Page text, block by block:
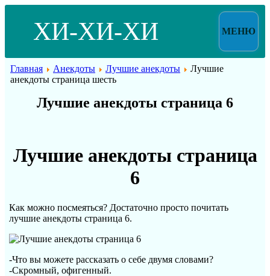
ХИ-ХИ-ХИ МЕНЮ
Главная Анекдоты Лучшие анекдоты
Лучшие
анекдоты страница шесть
Лучшие анекдоты страница 6
Лучшие анекдоты страница
6
Как можно посмеяться? Достаточно просто почитать
лучшие анекдоты страница 6.
-Что вы можете рассказать о себе двумя словами?
-Скромный, офигенный.